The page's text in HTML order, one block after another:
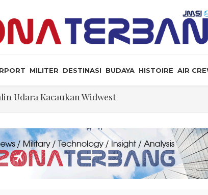
MILITER DESTINASI BUDAYA HISTOIRE AIR
Udara Kacaukan Widwest
Perlu Gunakan Bahasa yang Santun
di Haneda
Lewat Kelahiran dan Larang “Wisata
Sakiti Hati Rakyat